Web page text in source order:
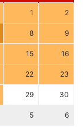
1 2
8 9
15 16
22 23
29 30
5 6